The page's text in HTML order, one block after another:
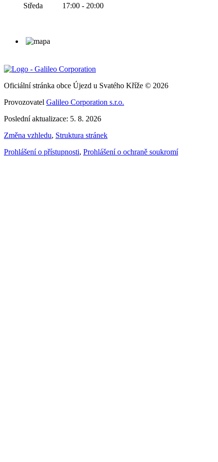
Středa 17:00 - 20:00
Oficiální stránka obce Újezd u Svatého Kříže © 2026
Provozovatel Galileo Corporation s.r.o.
Poslední aktualizace: 5. 8. 2026
Změna vzhledu, Struktura stránek
Prohlášení o přístupnosti, Prohlášení o ochraně soukromí